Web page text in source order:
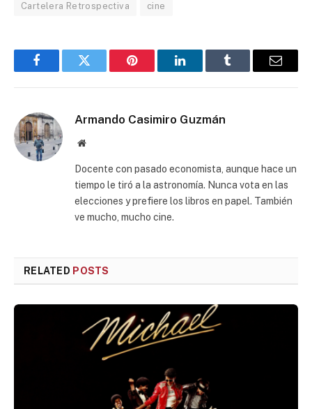
Cartelera Retrospectiva cine
FacebookTwitter Pinterest LinkedInTumblr Email
Armando Casimiro Guzmán
Website
Docente con pasado economista, aunque hace un
tiempo le tiró a la astronomía. Nunca vota en las
elecciones y prefiere los libros en papel. También
ve mucho, mucho cine.
RELATED POSTS